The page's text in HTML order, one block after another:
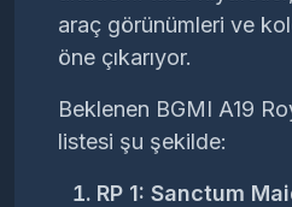
araç görünümleri ve
öne çıkarıyor.
Beklenen BGMI A19
listesi şu şekilde:
RP 1: Sanctum